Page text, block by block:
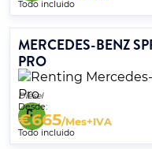
Todo incluido
MERCEDES-BENZ
PRO
Diésel
Desde:
€665/Mes+IVA
Todo incluido